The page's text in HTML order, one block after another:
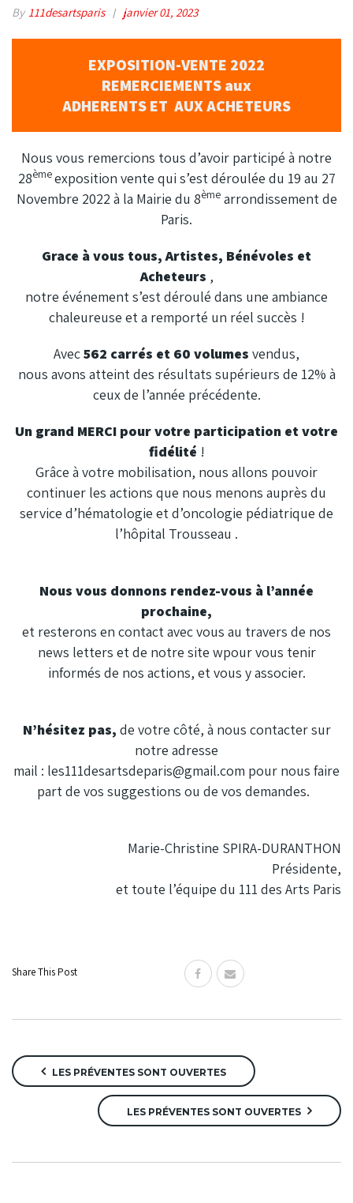
By 111desartsparis janvier 01, 2023
EXPOSITION-VENTE 2022
REMERCIEMENTS aux
ADHERENTS ET AUX ACHETEURS
Nous vous remercions tous d’avoir participé à notre
28èmeexposition vente qui s’est déroulée du 19 au 27
Novembre 2022 à la Mairie du 8èmearrondissement de
Paris.
Grace à vous tous, Artistes, Bénévoles et
Acheteurs ,
notre événement s’est déroulé dans une ambiance
chaleureuse et a remporté un réel succès !
Avec562 carrés et 60 volumes vendus,
nous avons atteint des résultats supérieurs de 12% à
ceux de l’année précédente.
Un grand MERCI pour votre participation et votre
fidélité !
Grâce à votre mobilisation, nous allons pouvoir
continuer les actions que nous menons auprès du
service d’hématologie et d’oncologie pédiatrique de
l’hôpital Trousseau .
Nous vous donnons rendez-vous à l’année
prochaine,
et resterons en contact avec vous au travers de nos
news letters et de notre site wpour vous tenir
informés de nos actions, et vous y associer.
N’hésitez pas, de votre côté, à nous contacter sur
notre adresse
mail : les111desartsdeparis@gmail.com pour nous faire
part de vos suggestions ou de vos demandes.
Marie-Christine SPIRA-DURANTHON
Présidente,
et toute l’équipe du 111 des Arts Paris
Share This Post
LES PRÉVENTES SONT OUVERTES
LES PRÉVENTES SONT OUVERTES